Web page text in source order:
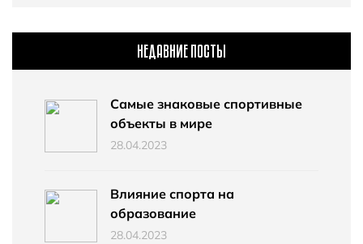
НЕДАВНИЕ ПОСТЫ
Самые знаковые спортивные
объекты в мире
28.04.2023
Влияние спорта на
образование
28.04.2023